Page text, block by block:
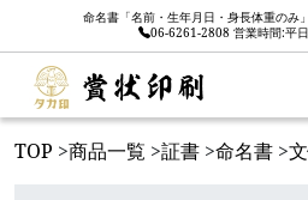
命名書「名前・生年月日・身長体重のみ
06-6261-2808 営業時間:平
TOP >商品一覧 >証書 >命名書 >